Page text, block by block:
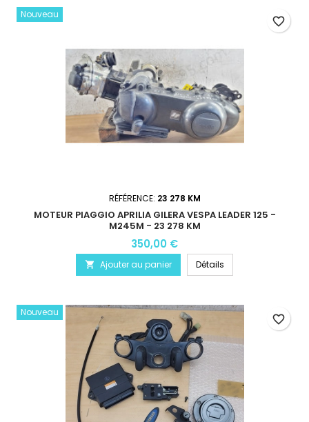
Nouveau
RÉFÉRENCE: 23 278 KM
MOTEUR PIAGGIO APRILIA GILERA VESPA LEADER 125 -
M245M - 23 278 KM
350,00 €
 Ajouter au panier Détails
favorite_border
Nouveau
favorite_border